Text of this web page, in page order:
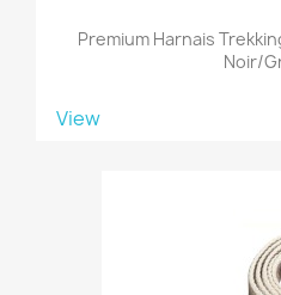
Premium Harnais
Noir/
View